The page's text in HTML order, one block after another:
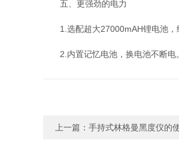
五、更强劲的电力
1.选配超大27000mAH锂电池，
2.内置记忆电池，换电池不断电。
上一篇： 手持式林格曼黑度仪的